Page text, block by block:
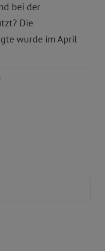
bei der
Die
wurde im April